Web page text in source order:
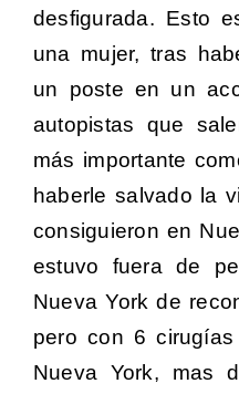
desfigurada. Esto
una mujer, tras
un poste en un
autopistas que
más importante
haberle salvado la
consiguieron en
estuvo fuera de
Nueva York de
pero con 6
Nueva York, mas